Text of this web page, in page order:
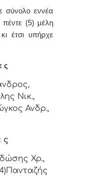
σύνολο εννέα
(5) μέλη
έτσι υπήρχε
ς
Νικ.,
Ανδρ.,
ς
Χρ.,